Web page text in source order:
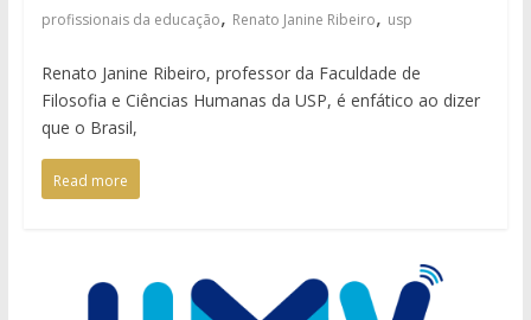
profissionais da educação, Renato Janine Ribeiro, usp
Renato Janine Ribeiro, professor da Faculdade de
Filosofia e Ciências Humanas da USP, é enfático ao dizer
que o Brasil,
Read more